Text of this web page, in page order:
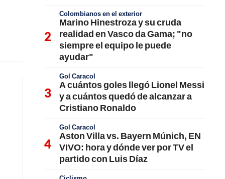
Colombianos en el exterior
Marino Hinestroza y su cruda
realidad en Vasco da Gama; "no
siempre el equipo le puede
ayudar"
Gol Caracol
A cuántos goles llegó Lionel Messi
y a cuántos quedó de alcanzar a
Cristiano Ronaldo
Gol Caracol
Aston Villa vs. Bayern Múnich, EN
VIVO: hora y dónde ver por TV el
partido con Luis Díaz